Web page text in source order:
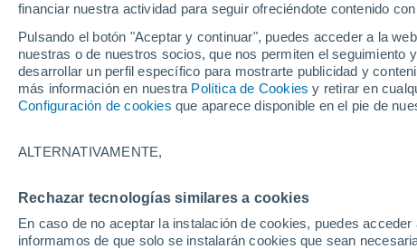
financiar nuestra actividad para seguir ofreciéndote contenido
Pulsando el botón "Aceptar y continuar", puedes acceder a la
nuestras o de nuestros socios, que nos permiten el
desarrollar un perfil específico para mostrarte publicidad y
más información en nuestra Política de Cookies y retirar en
Configuración de cookies que aparece disponible en el pie de
ALTERNATIVAMENTE,
Rechazar tecnologías similares a cookies
En caso de no aceptar la instalación de cookies, puedes
informamos de que solo se instalarán cookies que sean
Modelos de predicción
PRES. | V > 10
| NUB. |
PRECIPITACIÓN
ACUMULADA
NIEVE
ACUMULADA
Austria
ECMWF